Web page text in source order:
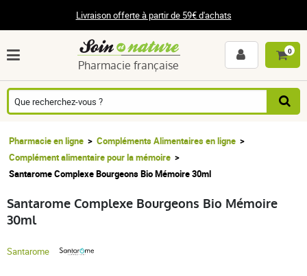
Livraison offerte à partir de 59€ d'achats
Pharmacie française
0
Pharmacie en ligne
Compléments Alimentaires en ligne
Complément alimentaire pour la mémoire
Santarome Complexe Bourgeons Bio Mémoire 30ml
Santarome Complexe Bourgeons Bio Mémoire
30ml
Santarome